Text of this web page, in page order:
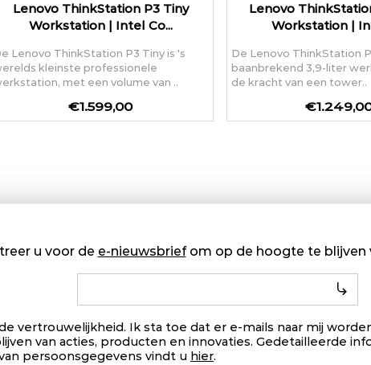
Lenovo ThinkStation P3 Tiny
Workstation | Intel Co...
Lenovo ThinkStation P3 Tiny is 's
kleinste professionele
met een volume van ..
€1.599,00
Lenovo
Workstation |
De Lenovo ThinkStation
baanbrekend 3,9-liter
de kracht van een tower..
u voor de e-nieuwsbriefom op de hoogte te blijven
vertrouwelijkheid. Ik sta toe dat er e-mails naar mij
van acties, producten en innovaties. Gedetailleerde
persoonsgegevens vindt u hier.